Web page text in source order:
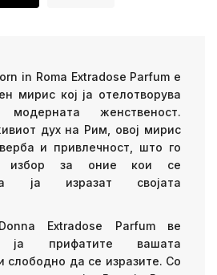
in Roma Extradose Parfum е
мирис кој ја отелотворува
женственост.
дух на Рим, овој мирис
и привлечност, што го
избор за оние кои се
ја изразат својата
Extradose Parfum ве
прифатите вашата
слободно да се изразите. Со